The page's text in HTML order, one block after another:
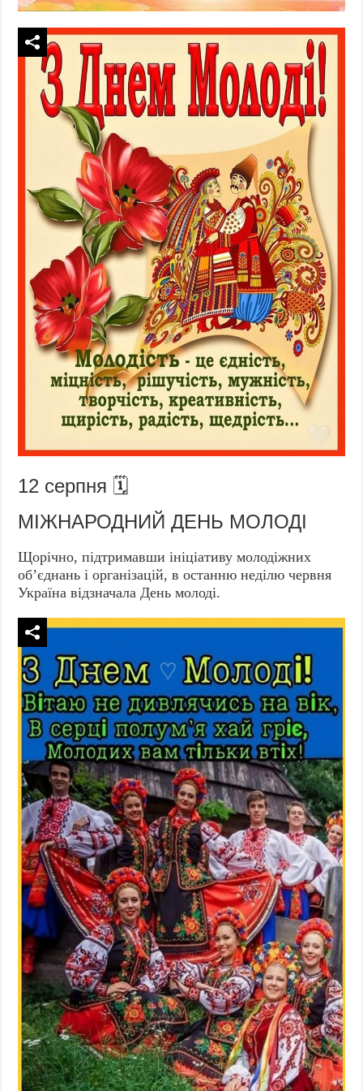
12 серпня 🗓️
МІЖНАРОДНИЙ ДЕНЬ МОЛОДІ
Щорічно, підтримавши ініціативу молодіжних
об’єднань і організацій, в останню неділю червня
Україна відзначала День молоді.